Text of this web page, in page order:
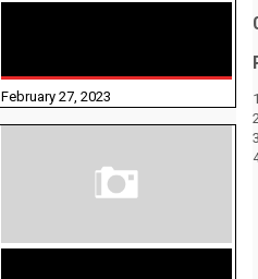
February 27, 2023